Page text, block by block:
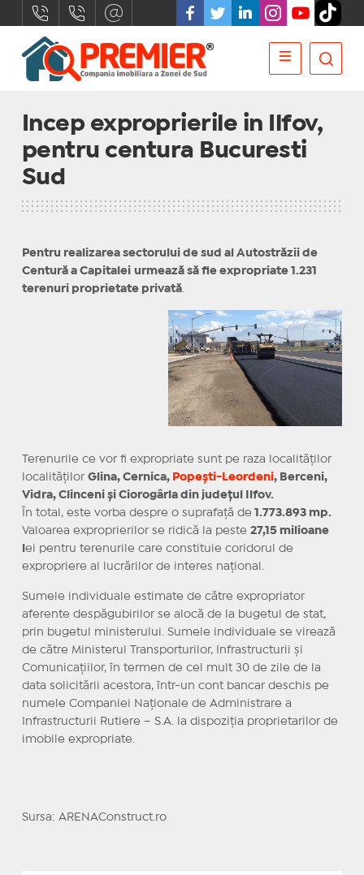
Incep exproprierile in Ilfov,
pentru centura Bucuresti
Sud
Pentru realizarea sectorului de sud al Autostrăzii de
Centură a Capitalei urmează să fie expropriate 1.231
terenuri proprietate privată.
Terenurile ce vor fi expropriate sunt pe raza localităților
localităților Glina, Cernica, Popești-Leordeni, Berceni,
Vidra, Clinceni și Ciorogârla din județul Ilfov.
În total, este vorba despre o suprafață de 1.773.893 mp.
Valoarea exproprierilor se ridică la peste 27,15 milioane
ei pentru terenurile care constituie coridorul de
expropriere al lucrărilor de interes național.
Sumele individuale estimate de către expropriator
aferente despăgubirilor se alocă de la bugetul de stat,
prin bugetul ministerului. Sumele individuale se virează
de către Ministerul Transporturilor, Infrastructurii și
Comunicațiilor, în termen de cel mult 30 de zile de la
data solicitării acestora, într-un cont bancar deschis pe
numele Companiei Naționale de Administrare a
Infrastructurii Rutiere – S.A. la dispoziția proprietarilor de
imobile expropriate.
Sursa: ARENAConstruct.ro